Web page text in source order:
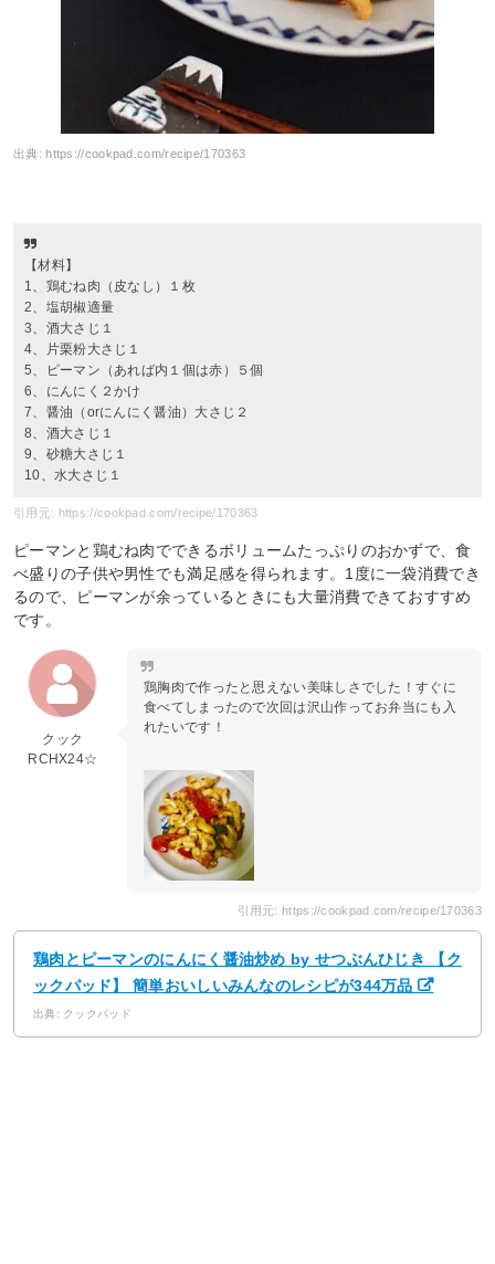
出典: https://cookpad.com/recipe/170363
【材料】
1、鶏むね肉（皮なし）１枚
2、塩胡椒適量
3、酒大さじ１
4、片栗粉大さじ１
5、ピーマン（あれば内１個は赤）５個
6、にんにく２かけ
7、醤油（orにんにく醤油）大さじ２
8、酒大さじ１
9、砂糖大さじ１
10、水大さじ１
引用元: https://cookpad.com/recipe/170363
ピーマンと鶏むね肉でできるボリュームたっぷりのおかずで、食
べ盛りの子供や男性でも満足感を得られます。1度に一袋消費でき
るので、ピーマンが余っているときにも大量消費できておすすめ
です。
クック
RCHX24☆
鶏胸肉で作ったと思えない美味しさでした！すぐに
食べてしまったので次回は沢山作ってお弁当にも入
れたいです！
引用元: https://cookpad.com/recipe/170363
鶏肉とピーマンのにんにく醤油炒め by せつぶんひじき 【ク
ックパッド】 簡単おいしいみんなのレシピが344万品
出典: クックパッド